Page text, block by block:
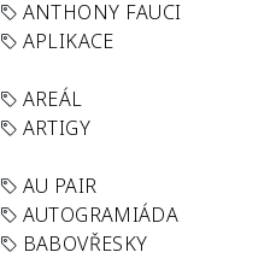
ANTHONY FAUCI
APLIKACE
AREÁL
ARTIGY
AU PAIR
AUTOGRAMIÁDA
BABOVŘESKY